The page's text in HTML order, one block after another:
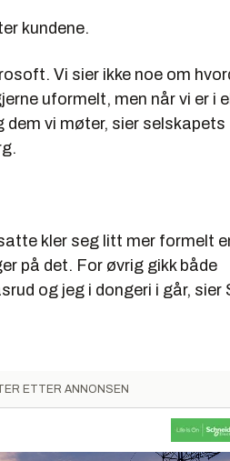
kundene.
Vi sier ikke noe om
uformelt, men når vi er i
dem vi møter, sier selskapets
kler seg litt mer formelt
på det. For øvrig gikk både
og jeg i dongeri i går, sier
ETTER ANNONSEN